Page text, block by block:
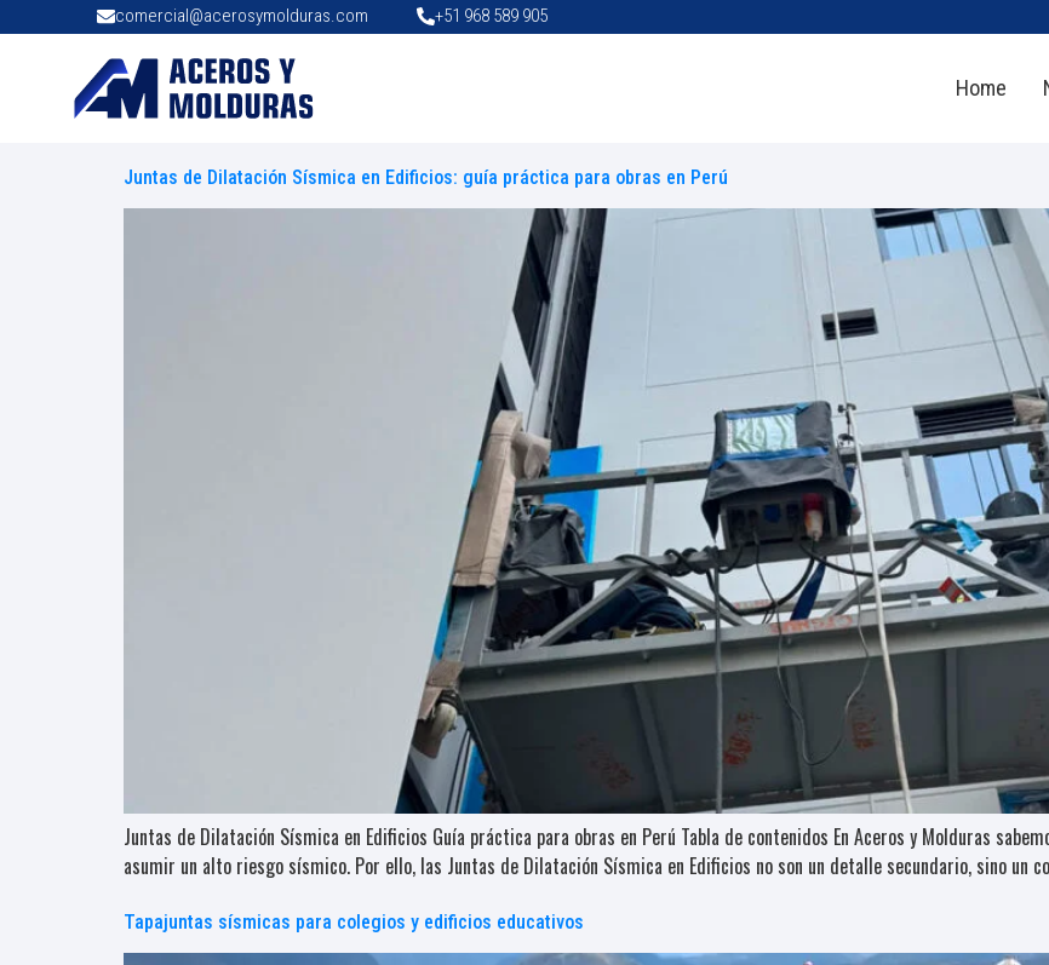
comercial@acerosymolduras.com +51 968 589 905
Home
Juntas de Dilatación Sísmica en Edificios: guía práctica para obras en Perú
Juntas de Dilatación Sísmica en Edificios Guía práctica para obras en Perú Tabla de contenidos En Aceros y Molduras
asumir un alto riesgo sísmico. Por ello, las Juntas de Dilatación Sísmica en Edificios no son un detalle secundario, sino un
Tapajuntas sísmicas para colegios y edificios educativos